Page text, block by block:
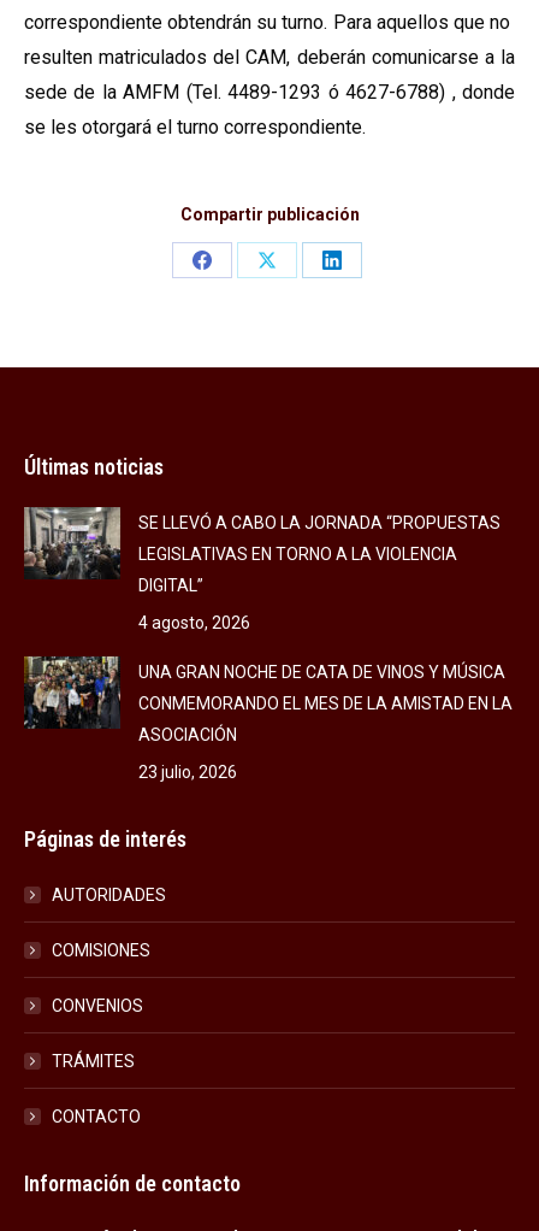
correspondiente obtendrán su turno. Para aquellos que no
resulten matriculados del CAM, deberán comunicarse a la
sede de la AMFM (Tel. 4489-1293 ó 4627-6788) , donde
se les otorgará el turno correspondiente.
Compartir publicación
Share
Share
Share
Últimas noticias
SE LLEVÓ A CABO LA JORNADA “PROPUESTAS
LEGISLATIVAS EN TORNO A LA VIOLENCIA
DIGITAL”
4 agosto, 2026
UNA GRAN NOCHE DE CATA DE VINOS Y MÚSICA
CONMEMORANDO EL MES DE LA AMISTAD EN LA
ASOCIACIÓN
23 julio, 2026
Páginas de interés
AUTORIDADES
COMISIONES
CONVENIOS
TRÁMITES
CONTACTO
Información de contacto